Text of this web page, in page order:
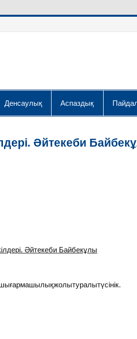
Денсаулық Аспаздық
Әйтекеби
Әйтекеби Байбекұлы